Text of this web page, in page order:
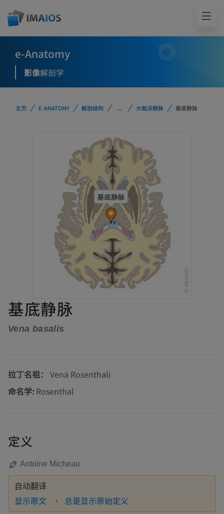
e-Anatomy
影像解剖学
主页 E-ANATOMY 解剖结构 ... 大脑深静脉 基底静脉
基底静脉
Vena basalis
拉丁名祖： Vena Rosenthali
命名学: Rosenthal
定义
Antoine Micheau
自动翻译
显示原文 总是显示原始定义